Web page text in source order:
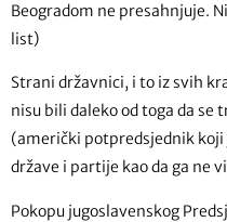
Beogradom ne presahnjuje.
list)
Strani državnici, i to iz svih
nisu bili daleko od toga da
(američki potpredsjednik koji
države i partije kao da ga ne
Pokopu jugoslavenskog